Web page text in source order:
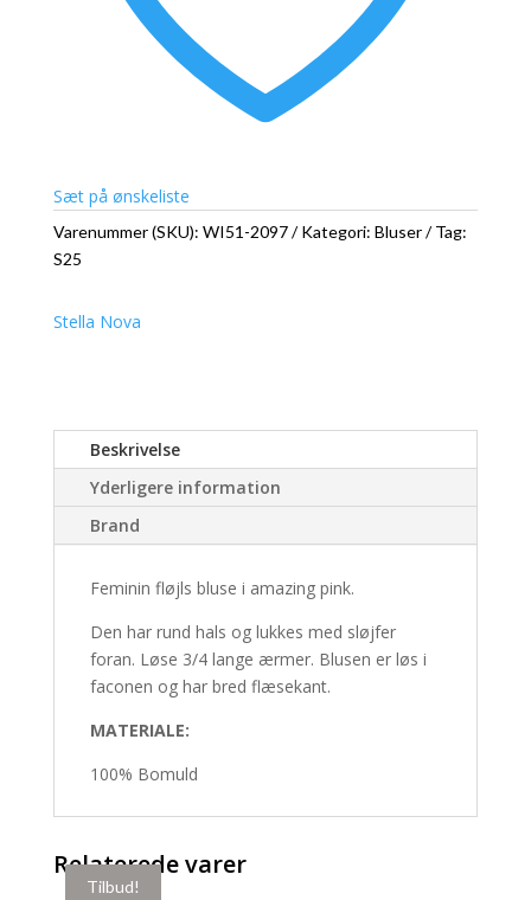
Sæt på ønskeliste
Varenummer (SKU): WI51-2097 Kategori: Bluser
Tag:
S25
Stella Nova
Beskrivelse
Yderligere information
Brand
Feminin fløjls bluse i amazing pink.
Den har rund hals og lukkes med sløjfer
foran. Løse 3/4 lange ærmer. Blusen er løs i
faconen og har bred flæsekant.
MATERIALE:
100% Bomuld
Relaterede varer
Tilbud!
Tilbud!
Tilbud!